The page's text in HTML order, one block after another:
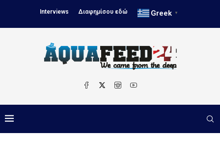
Interviews Διαφημίσου εδώ Greek ▼